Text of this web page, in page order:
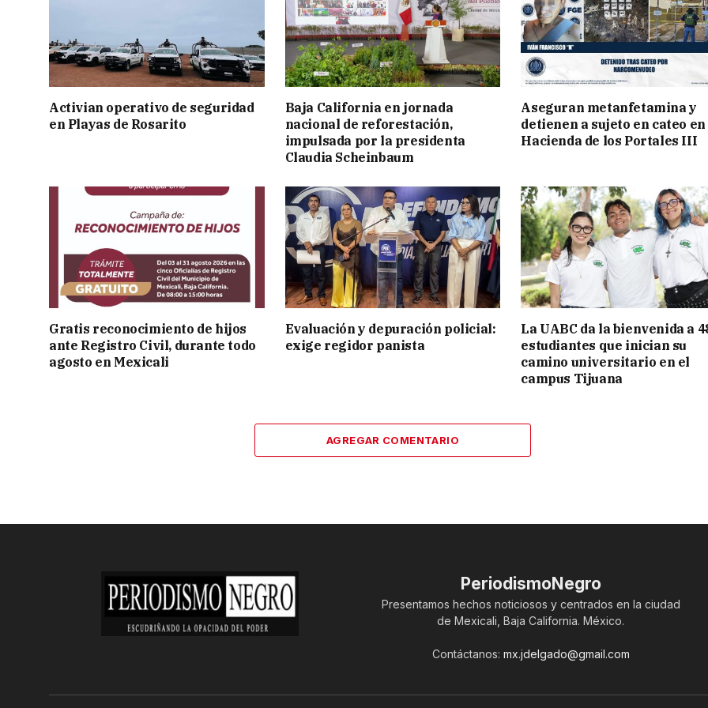
Activian operativo de seguridad
en Playas de Rosarito
Baja California en jornada
nacional de reforestación,
impulsada por la presidenta
Claudia Scheinbaum
Aseguran metanfetamina y
detienen a sujeto en cateo en
Hacienda de los Portales III
Gratis reconocimiento de hijos
ante Registro Civil, durante todo
agosto en Mexicali
Evaluación y depuración policial:
exige regidor panista
La UABC da la bienvenida a
estudiantes que inician su
camino universitario en el
campus Tijuana
AGREGAR COMENTARIO
PeriodismoNegro
Presentamos hechos noticiosos y centrados en la ciudad
de Mexicali, Baja California. México.
Contáctanos: mx.jdelgado@gmail.com